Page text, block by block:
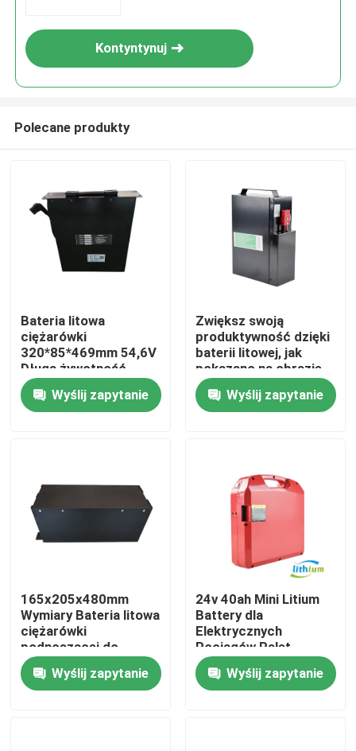
Produkty
O nas
Kontrola jakości
Poprosić o wycenę
akumulator litowy do wózków widłowych
Elektryczny wózek widłowy Akumulator litowo-jonowy
48-woltowa bateria litowo-jonowa do wózka
Kontyntynuj
Polecane produkty
Bateria litowa
ciężarówki
320*85*469mm 54,6V
Długa żywotność
Wyślij zapytanie
Zwiększ swoją
produktywność dzięki
baterii litowej, jak
pokazano na obrazie
Wyślij zapytanie
165x205x480mm
Wymiary Bateria litowa
ciężarówki
podnoszącej do
zastosowań ciężkich
Wyślij zapytanie
24v 40ah Mini Litium
Battery dla
Elektrycznych
Pociągów Palet
Wyślij zapytanie